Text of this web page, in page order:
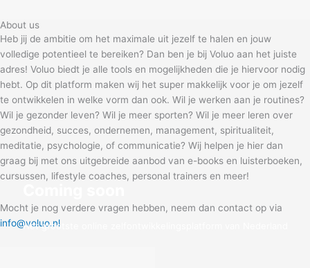
Het grootste online zelfontwikkelingsplatform van Nederland
About us
Heb jij de ambitie om het maximale uit jezelf te halen en jouw
volledige potentieel te bereiken? Dan ben je bij Voluo aan het juiste
adres! Voluo biedt je alle tools en mogelijkheden die je hiervoor nodig
hebt. Op dit platform maken wij het super makkelijk voor je om jezelf
te ontwikkelen in welke vorm dan ook. Wil je werken aan je routines?
Wil je gezonder leven? Wil je meer sporten? Wil je meer leren over
gezondheid, succes, ondernemen, management, spiritualiteit,
meditatie, psychologie, of communicatie? Wij helpen je hier dan
graag bij met ons uitgebreide aanbod van e-books en luisterboeken,
cursussen, lifestyle coaches, personal trainers en meer!
Mocht je nog verdere vragen hebben, neem dan contact op via
info@voluo.nl